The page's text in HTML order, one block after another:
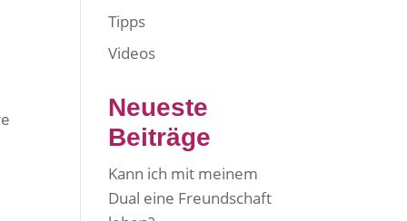
Tipps
Videos
Neueste
Beiträge
Kann ich mit meinem
Dual eine Freundschaft